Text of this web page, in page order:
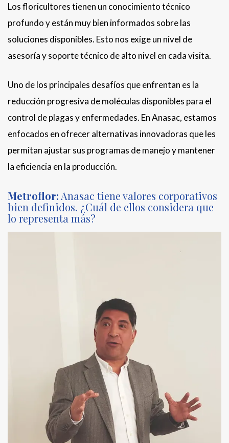
Los floricultores tienen un conocimiento técnico
profundo y están muy bien informados sobre las
soluciones disponibles. Esto nos exige un nivel de
asesoría y soporte técnico de alto nivel en cada visita.
Uno de los principales desafíos que enfrentan es la
reducción progresiva de moléculas disponibles para el
control de plagas y enfermedades. En Anasac, estamos
enfocados en ofrecer alternativas innovadoras que les
permitan ajustar sus programas de manejo y mantener
la eficiencia en la producción.
Metroflor: Anasac tiene valores corporativos
bien definidos. ¿Cuál de ellos considera que
lo representa más?